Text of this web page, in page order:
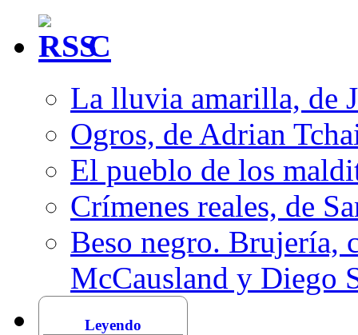
C
La lluvia amarilla, de
Ogros, de Adrian
El pueblo de los
Crímenes reales, de
Beso negro. Brujería,
McCausland y Diego
Leyendo